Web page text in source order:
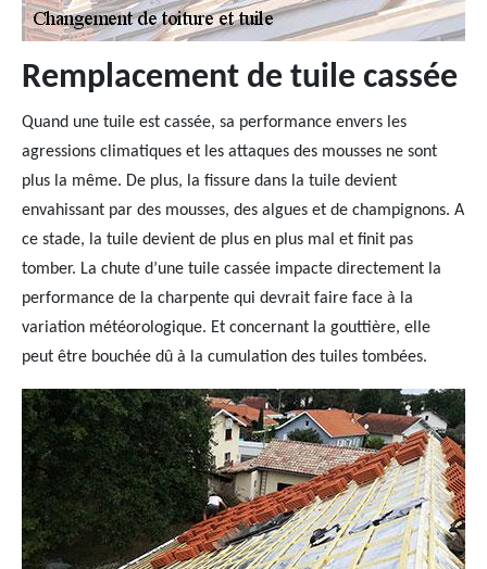
Remplacement de tuile cassée
Quand une tuile est cassée, sa performance envers les
agressions climatiques et les attaques des mousses ne sont
plus la même. De plus, la fissure dans la tuile devient
envahissant par des mousses, des algues et de champignons. A
ce stade, la tuile devient de plus en plus mal et finit pas
tomber. La chute d’une tuile cassée impacte directement la
performance de la charpente qui devrait faire face à la
variation météorologique. Et concernant la gouttière, elle
peut être bouchée dû à la cumulation des tuiles tombées.